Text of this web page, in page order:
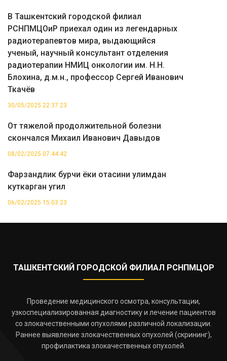
В Ташкентский городской филиал
РСНПМЦОиР приехал один из легендарных
радиотерапевтов мира, выдающийся
ученый, научный консультант отделения
радиотерапии НМИЦ онкологии им. Н.Н.
Блохина, д.м.н., профессор Сергей Иванович
Ткачёв
30/05/2025 22:37:23
От тяжелой продолжительной болезни
скончался Михаил Иванович Давыдов
08/02/2025 07:44:42
Фарзандлик бурчи ёки отасини улимдан
куткарган угил
06/02/2025 15:03:23
ТАШКЕНТСКИЙ ГОРОДСКОЙ ФИЛИАЛ РСНПМЦОР
Проведение медицинского осмотра, консультации,
узкоспециализированная диагностику и лечение пациентов
со злокачественными опухолями различной локализации.
Раннее выявление злокачественных опухолей (скрининг),
профилактика злокачественных опухолей.